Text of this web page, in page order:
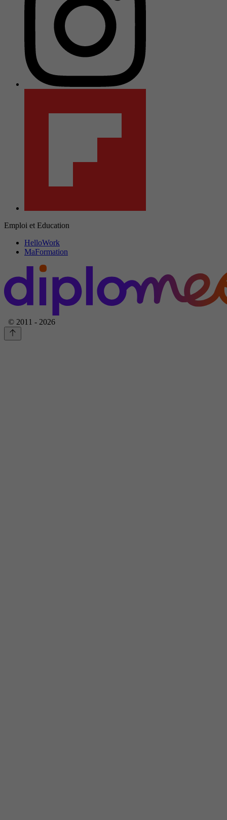
Emploi et Education
HelloWork
MaFormation
© 2011 - 2026